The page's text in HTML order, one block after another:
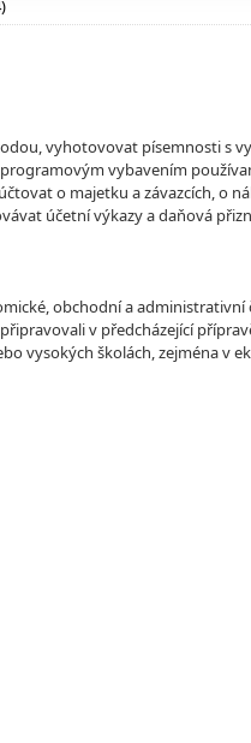
vyhotovovat písemnosti s
vybavením
o majetku a závazcích, o
účetní výkazy a daňová
obchodní a
v předcházející
vysokých školách, zejména v